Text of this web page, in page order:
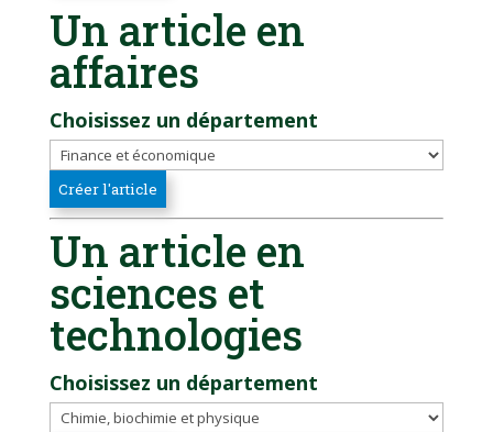
Un article en
affaires
Choisissez un département
Un article en
sciences et
technologies
Choisissez un département